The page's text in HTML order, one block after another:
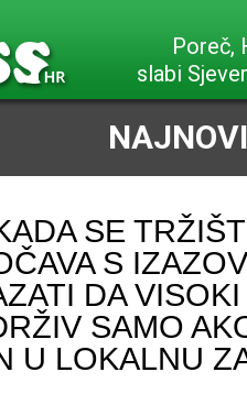
Poreč,
slabi
SE
S
DA
SAMO
U LOKALNU